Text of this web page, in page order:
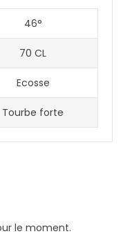
46°
70 CL
Ecosse
Tourbe forte
le moment.